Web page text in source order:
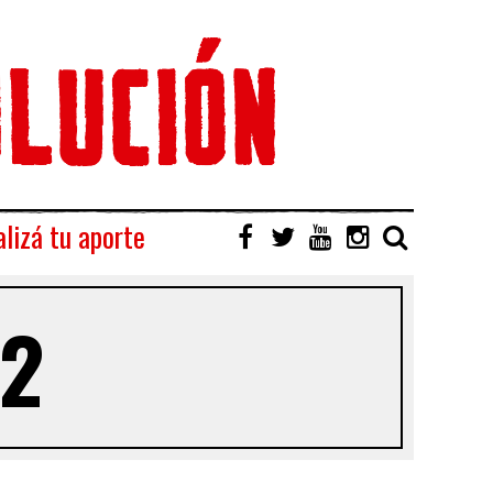
tu aporte